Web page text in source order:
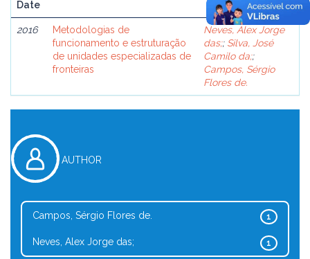
Date
2016
Metodologias de
funcionamento e estruturação
de unidades especializadas de
fronteiras
Neves, Alex Jorge
das;; Silva, José
Camilo da;;
Campos, Sérgio
Flores de.
AUTHOR
1
Campos, Sérgio Flores de.
1
Neves, Alex Jorge das;